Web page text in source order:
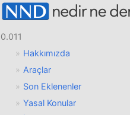
0.011
Hakkımızda
Araçlar
Son Eklenenler
Yasal Konular